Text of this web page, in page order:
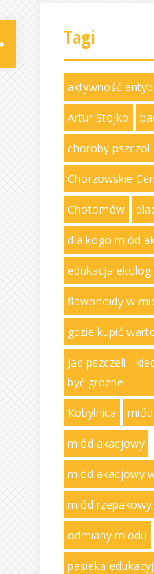
Tagi
aktywność
Artur Stojko
choroby pszczol
Chorzowskie
Chotomów
dla kogo miód
edukacja
flawonoidy w
gdzie kupić
Jad pszczeli -
być groźne
Kobylnica miód
miód akacjowy
miód akacjowy
miód rzepakowy
odmiany miodu
pasieka